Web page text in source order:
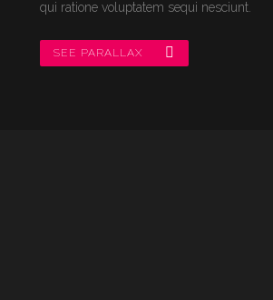
qui ratione voluptatem sequi nesciunt.
SEE PARALLAX